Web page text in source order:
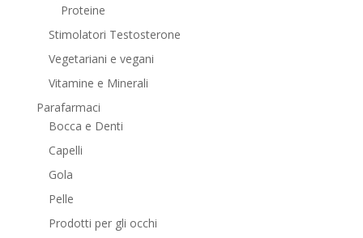
Proteine
Stimolatori Testosterone
Vegetariani e vegani
Vitamine e Minerali
Parafarmaci
Bocca e Denti
Capelli
Gola
Pelle
Prodotti per gli occhi